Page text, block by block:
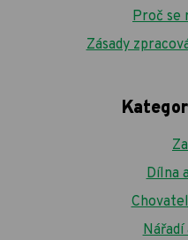
Proč se
Zásady
Dílna
Nářadí